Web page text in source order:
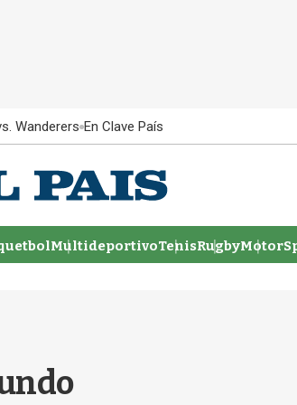
Wanderers En Clave País
MultideportivoTenisRugby